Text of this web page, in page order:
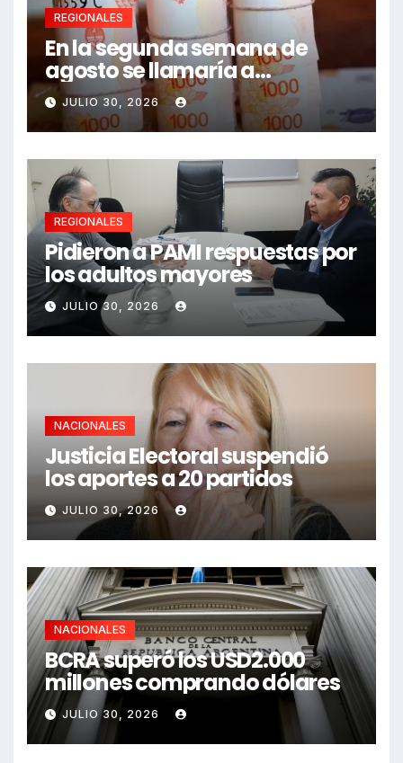
REGIONALES
En la segunda semana de
agosto se llamaría a
paritarias
JULIO 30, 2026
REGIONALES
Pidieron a PAMI respuestas por
los adultos mayores
JULIO 30, 2026
NACIONALES
Justicia Electoral suspendió
los aportes a 20 partidos
JULIO 30, 2026
NACIONALES
BCRA superó los USD2.000
millones comprando dólares
JULIO 30, 2026